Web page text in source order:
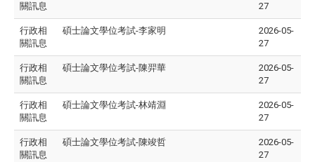
關訊息
27
行政相
關訊息
碩士論文學位考試-李家明
2026-05-
27
行政相
關訊息
碩士論文學位考試-陳羿華
2026-05-
27
行政相
關訊息
碩士論文學位考試-林靖淵
2026-05-
27
行政相
關訊息
碩士論文學位考試-陳竣哲
2026-05-
27